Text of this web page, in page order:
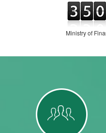
Ministry of